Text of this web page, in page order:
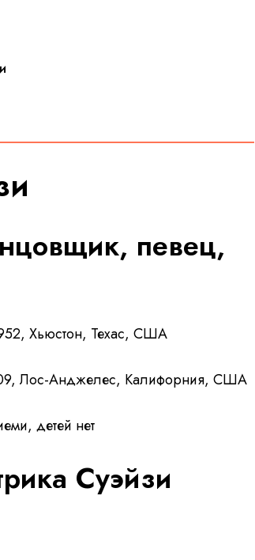
певец,
Хьюстон, Техас, США
Лос-Анджелес, Калифорния, США
детей нет
Суэйзи